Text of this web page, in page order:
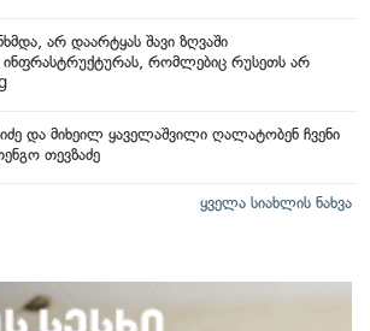
არ დაარტყას შავი ზღვაში
ინფრასტრუქტურას, რომლებიც რუსეთს არ
და მიხეილ ყაველაშვილი ღალატობენ ჩვენი
თევზაძე
ყველა სიახლის ნახვა